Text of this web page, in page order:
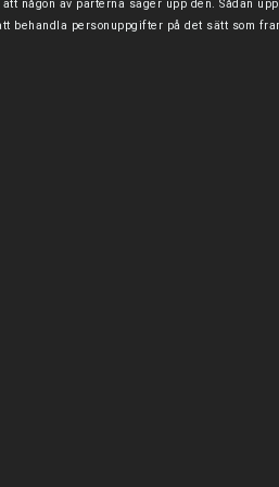
någon av parterna säger upp den. Sådan
behandla personuppgifter på det sätt som